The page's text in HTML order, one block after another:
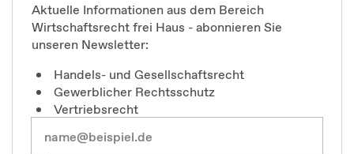
Aktuelle Informationen aus dem Bereich
Wirtschaftsrecht frei Haus - abonnieren Sie
unseren Newsletter:
Handels- und Gesellschaftsrecht
Gewerblicher Rechtsschutz
Vertriebsrecht